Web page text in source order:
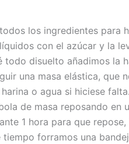
los ingredientes para
con el azúcar y la
todo disuelto añadimos la
una masa elástica, que
o agua si hiciese falta.
de masa reposando en
1 hora para que
tiempo forramos una